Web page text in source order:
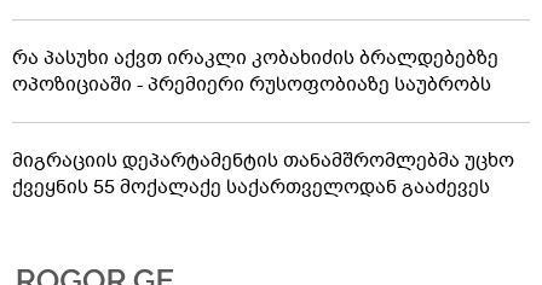
რა პასუხი აქვთ ირაკლი კობახიძის ბრალდებებზე
ოპოზიციაში - პრემიერი რუსოფობიაზე საუბრობს
მიგრაციის დეპარტამენტის თანამშრომლებმა უცხო
ქვეყნის 55 მოქალაქე საქართველოდან გააძევეს